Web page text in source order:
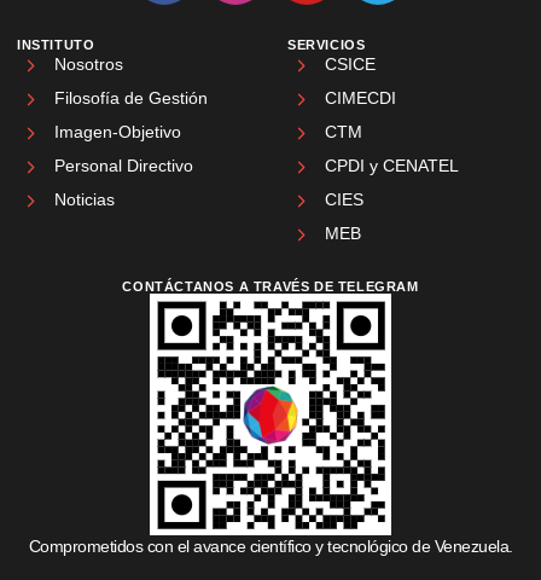
INSTITUTO
Nosotros
Filosofía de Gestión
Imagen-Objetivo
Personal Directivo
Noticias
SERVICIOS
CSICE
CIMECDI
CTM
CPDI y CENATEL
CIES
MEB
CONTÁCTANOS A TRAVÉS DE TELEGRAM
Comprometidos con el avance científico y tecnológico de Venezuela.